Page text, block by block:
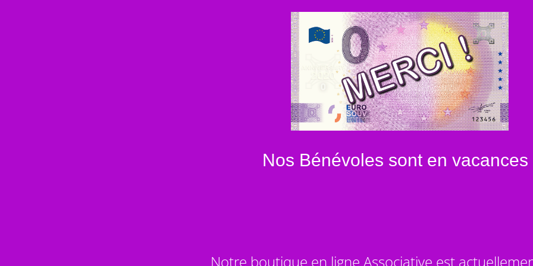
Nos Bénévoles sont en vacances
Notre boutique en ligne Associative est